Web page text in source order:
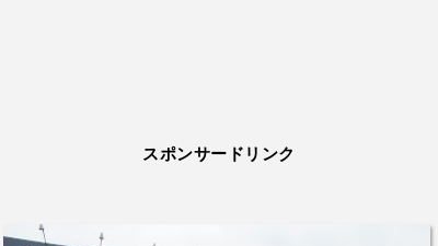
スポンサードリンク